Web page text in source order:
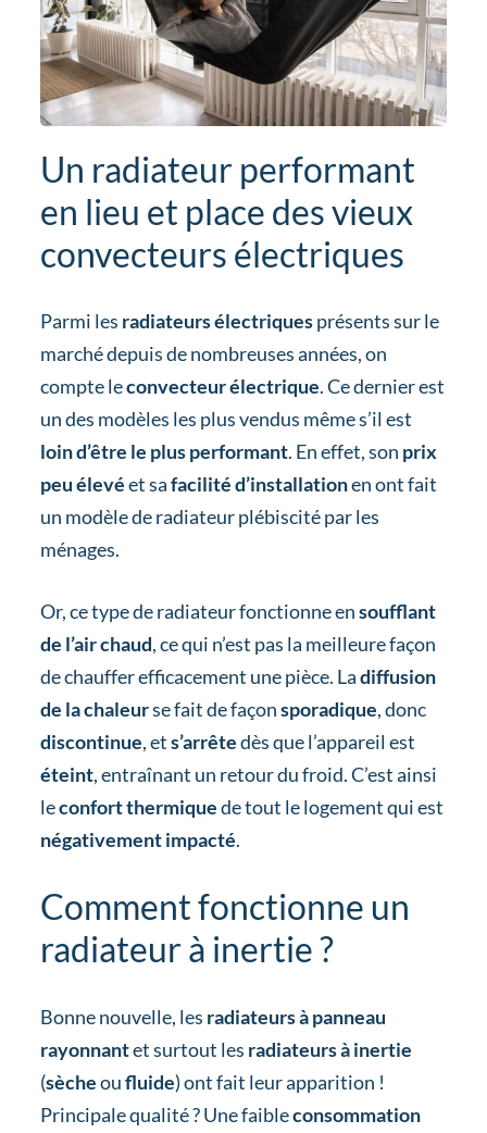
Un radiateur performant
en lieu et place des vieux
convecteurs électriques
Parmi les radiateurs électriquesprésents sur le
marché depuis de nombreuses années, on
compte leconvecteur électrique. Ce dernier est
un des modèles les plus vendus même s’il est
loin d’être le plus performant. En effet, son prix
peu élevéet safacilité d’installationen ont fait
un modèle de radiateur plébiscité par les
ménages.
Or, ce type de radiateur fonctionne ensoufflant
de l’air chaud, ce qui n’est pas la meilleure façon
de chauffer efficacement une pièce. Ladiffusion
de la chaleurse fait de façonsporadique, donc
discontinue, ets’arrêtedès que l’appareil est
éteint, entraînant un retour du froid. C’est ainsi
leconfort thermiquede tout le logement qui est
négativement impacté.
Comment fonctionne un
radiateur à inertie ?
Bonne nouvelle, les radiateurs à panneau
rayonnantet surtout les radiateurs à inertie
(sècheoufluide) ont fait leur apparition !
Principale qualité ? Une faibleconsommation